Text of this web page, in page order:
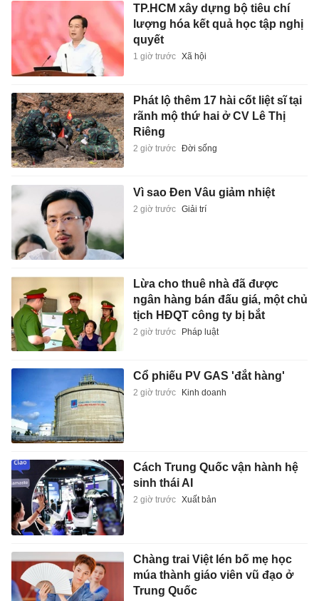
TP.HCM xây dựng bộ tiêu chí
lượng hóa kết quả học tập nghị
quyết
1 giờ trước Xã hội
Phát lộ thêm 17 hài cốt liệt sĩ tại
rãnh mộ thứ hai ở CV Lê Thị
Riêng
2 giờ trước Đời sống
Vì sao Đen Vâu giảm nhiệt
2 giờ trước Giải trí
Lừa cho thuê nhà đã được
ngân hàng bán đấu giá, một chủ
tịch HĐQT công ty bị bắt
2 giờ trước Pháp luật
Cổ phiếu PV GAS 'đắt hàng'
2 giờ trước Kinh doanh
Cách Trung Quốc vận hành hệ
sinh thái AI
2 giờ trước Xuất bản
Chàng trai Việt lén bố mẹ học
múa thành giáo viên vũ đạo ở
Trung Quốc